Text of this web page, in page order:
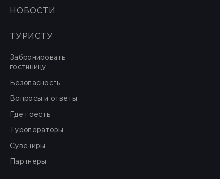
НОВОСТИ
ТУРИСТУ
Забронировать
гостиницу
Безопасность
Вопросы и ответы
Где поесть
Туроператоры
Сувениры
Партнеры